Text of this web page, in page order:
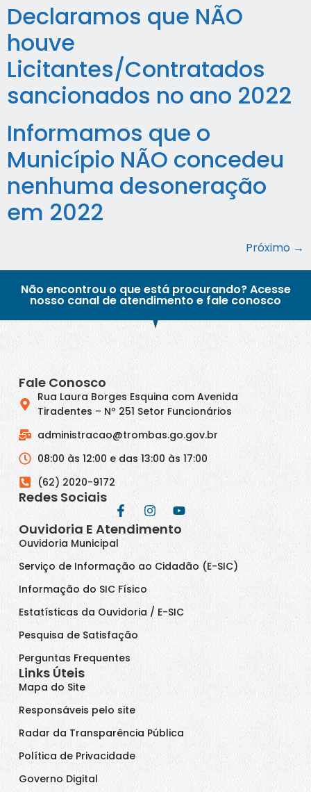
Declaramos que NÃO
houve
Licitantes/Contratados
sancionados no ano 2022
Informamos que o
Município NÃO concedeu
nenhuma desoneração
em 2022
Próximo →
Não encontrou o que está procurando? Acesse
nosso canal de atendimento e fale conosco
Fale Conosco
Rua Laura Borges Esquina com Avenida
Tiradentes – Nº 251 Setor Funcionários
administracao@trombas.go.gov.br
08:00 às 12:00 e das 13:00 às 17:00
(62) 2020-9172
Redes Sociais
Ouvidoria E Atendimento
Ouvidoria Municipal
Serviço de Informação ao Cidadão (E-SIC)
Informação do SIC Físico
Estatísticas da Ouvidoria / E-SIC
Pesquisa de Satisfação
Perguntas Frequentes
Links Úteis
Mapa do Site
Responsáveis pelo site
Radar da Transparência Pública
Política de Privacidade
Governo Digital